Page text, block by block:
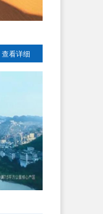
查看详细